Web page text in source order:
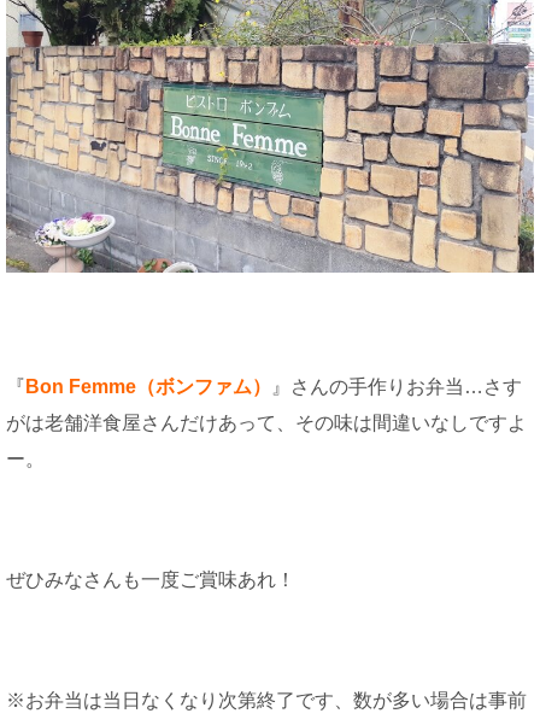
『 Bon Femme（ボンファム）
』さんの手作りお弁当…さす
がは老舗洋食屋さんだけあって、その味は間違いなしですよ
ー。
ぜひみなさんも一度ご賞味あれ！
※お弁当は当日なくなり次第終了です、数が多い場合は事前